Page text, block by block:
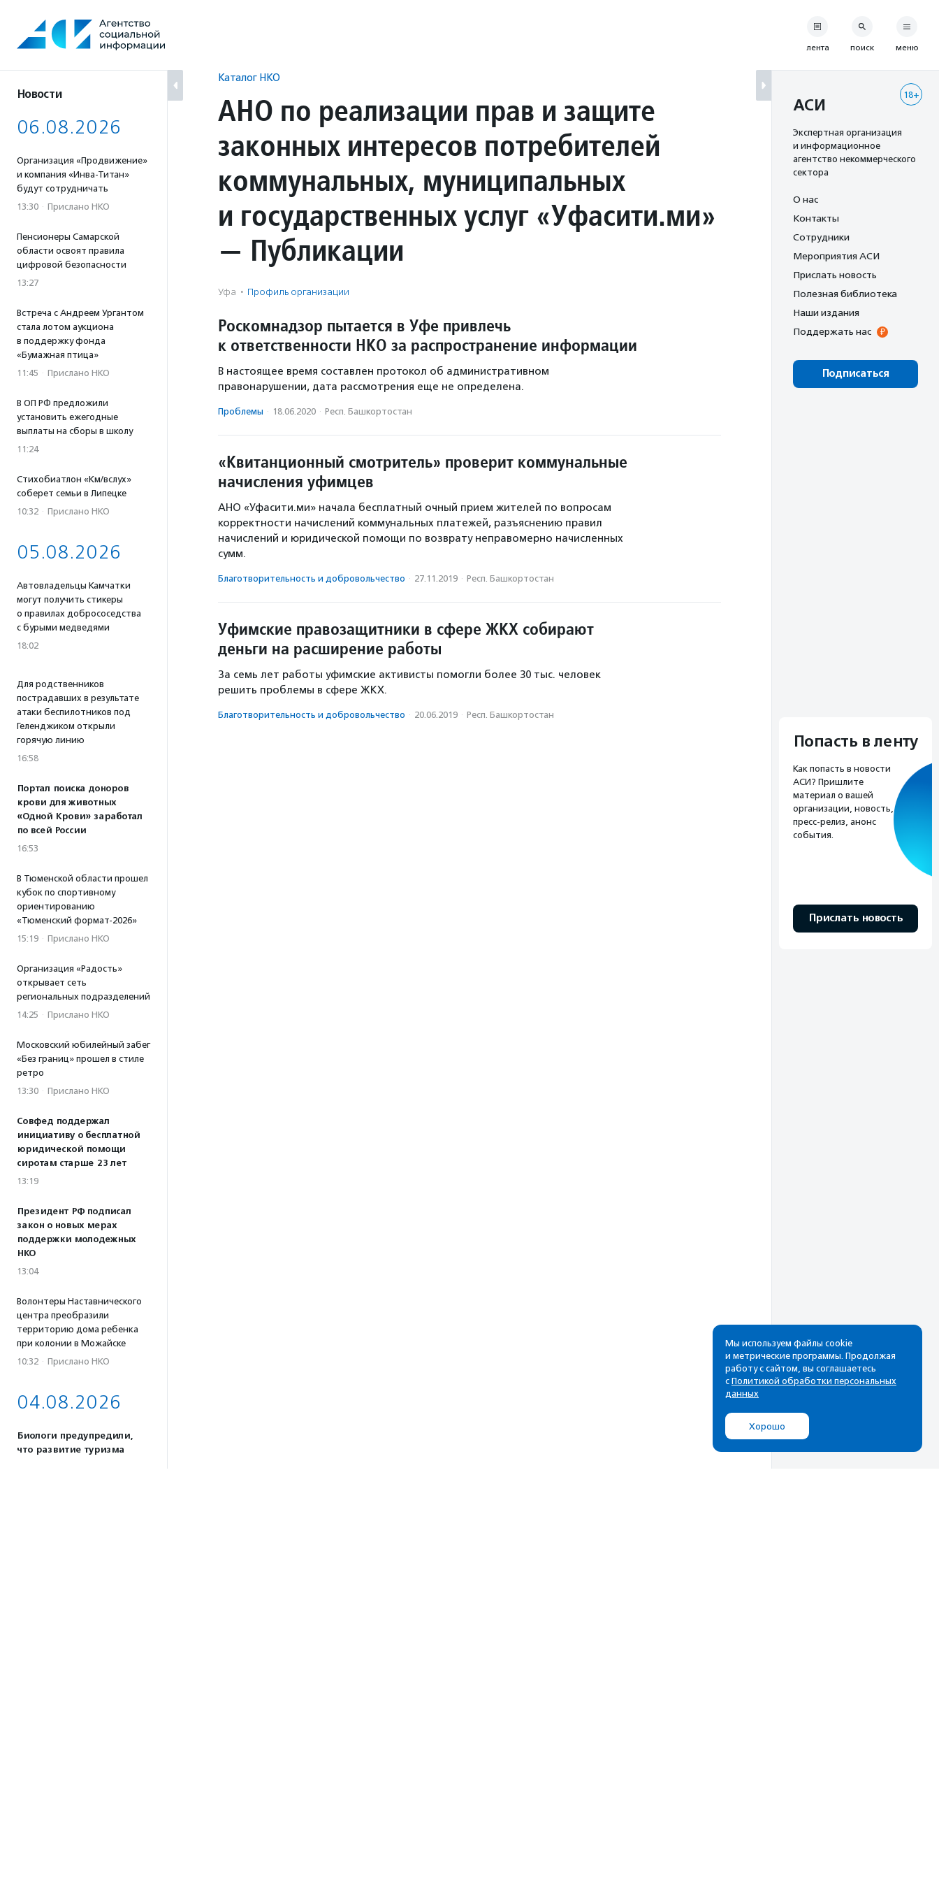
содержанию
Новости
06.08.2026
Организация «Продвижение»
и компания «Инва-Титан»
будут сотрудничать
13:30 · Прислано НКО
Пенсионеры Самарской
области освоят правила
цифровой безопасности
13:27
Встреча с Андреем Ургантом
стала лотом аукциона
в поддержку фонда
«Бумажная птица»
11:45 · Прислано НКО
В ОП РФ предложили
установить ежегодные
выплаты на сборы в школу
11:24
Стихобиатлон «Км/вслух»
соберет семьи в Липецке
10:32 · Прислано НКО
05.08.2026
Автовладельцы Камчатки
могут получить стикеры
о правилах добрососедства
с бурыми медведями
18:02
Для родственников
пострадавших в результате
атаки беспилотников под
Геленджиком открыли
горячую линию
16:58
Портал поиска доноров
крови для животных
«Одной Крови» заработал
по всей России
16:53
В Тюменской области прошел
кубок по спортивному
ориентированию
«Тюменский формат-2026»
15:19 · Прислано НКО
Организация «Радость»
открывает сеть
региональных подразделений
14:25 · Прислано НКО
Московский юбилейный забег
«Без границ» прошел в стиле
ретро
13:30 · Прислано НКО
Совфед поддержал
инициативу о бесплатной
юридической помощи
сиротам старше 23 лет
13:19
Президент РФ подписал
закон о новых мерах
поддержки молодежных
НКО
13:04
Волонтеры Наставнического
центра преобразили
территорию дома ребенка
при колонии в Можайске
10:32 · Прислано НКО
04.08.2026
Биологи предупредили,
что развитие туризма
Каталог НКО
АНО по реализации прав и защите
законных интересов потребителей
коммунальных, муниципальных
и государственных услуг «Уфасити.ми»
— Публикации
Уфа · Профиль организации
Роскомнадзор пытается в Уфе привлечь
к ответственности НКО за распространение информации
В настоящее время составлен протокол об административном
правонарушении, дата рассмотрения еще не определена.
Проблемы · 18.06.2020 · Респ. Башкортостан
«Квитанционный смотритель» проверит коммунальные
начисления уфимцев
АНО «Уфасити.ми» начала бесплатный очный прием жителей по вопросам
корректности начислений коммунальных платежей, разъяснению правил
начислений и юридической помощи по возврату неправомерно начисленных
сумм.
Благотвори­тель­ность и доброволь­чест­во · 27.11.2019 · Респ. Башкортостан
Уфимские правозащитники в сфере ЖКХ собирают
деньги на расширение работы
За семь лет работы уфимские активисты помогли более 30 тыс. человек
решить проблемы в сфере ЖКХ.
Благотвори­тель­ность и доброволь­чест­во · 20.06.2019 · Респ. Башкортостан
лента поиск меню
18+
АСИ
Экспертная организация
и информационное
агентство некоммерческого
сектора
О нас
Контакты
Сотрудники
Мероприятия АСИ
Прислать новость
Полезная библиотека
Наши издания
Поддержать нас
Подписаться
Попасть в ленту
Как попасть в новости
АСИ? Пришлите
материал о вашей
организации, новость,
пресс-релиз, анонс
события.
Прислать новость
Рассылка
Cамые свежие новости,
почтовом ящике
Мы используем файлы cookie
и метрические программы. Продолжая
работу с сайтом, вы соглашаетесь
с Политикой обработки персональных
данных
Хорошо